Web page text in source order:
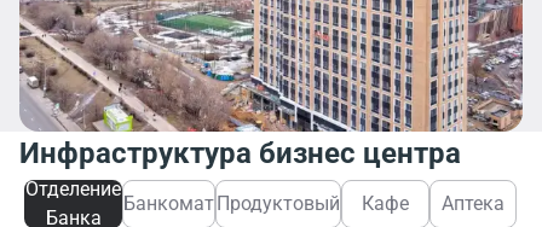
Инфраструктура бизнес центра
Отделение
Банка
БанкоматПродуктовый Кафе Аптека